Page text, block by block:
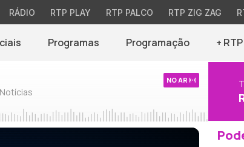
RÁDIO RTP PLAY RTP PALCO RTP ZIG ZAG
Programas Programação +
NO AR